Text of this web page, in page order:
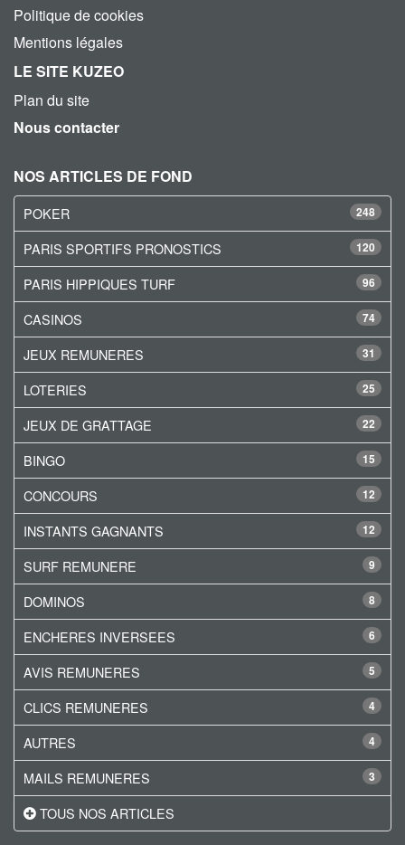
Politique de cookies
Mentions légales
LE SITE KUZEO
Plan du site
Nous contacter
NOS ARTICLES DE FOND
248
POKER
120
PARIS SPORTIFS PRONOSTICS
96
PARIS HIPPIQUES TURF
74
CASINOS
31
JEUX REMUNERES
25
LOTERIES
22
JEUX DE GRATTAGE
15
BINGO
12
CONCOURS
12
INSTANTS GAGNANTS
9
SURF REMUNERE
8
DOMINOS
6
ENCHERES INVERSEES
5
AVIS REMUNERES
4
CLICS REMUNERES
4
AUTRES
3
MAILS REMUNERES
TOUS NOS ARTICLES